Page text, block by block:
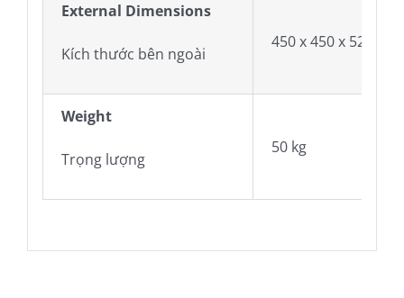
External Dimensions
Kích thước bên ngoài
450 x 450 x 520mm
Weight
Trọng lượng
50 kg